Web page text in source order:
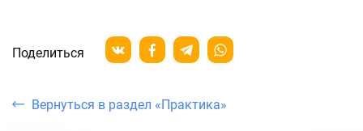
Поделиться
Вернуться в раздел «Практика»